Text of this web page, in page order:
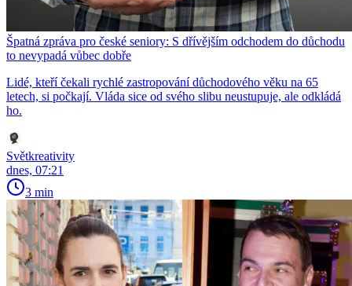
Špatná zpráva pro české seniory: S dřívějším odchodem do důchodu
to nevypadá vůbec dobře
Lidé, kteří čekali rychlé zastropování důchodového věku na 65
letech, si počkají. Vláda sice od svého slibu neustupuje, ale odkládá
ho.
Světkreativity
dnes, 07:21
3 min